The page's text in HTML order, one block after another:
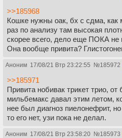
>>185968
Кошке нужны оак, бх с сдма, как
раз по анализу там высокая
скорее всего, дело еще ПОКА не
Она вообще привита?
Аноним 17/08/21 Втр 23:22:55 №185972
>>185971
Привита нобивак трикет трио,
мильбемакс давал этим летом,
нее был диагноз пиелонефрит,
то его нет, узи пока не делал.
Аноним 17/08/21 Втр 23:58:20 №185973